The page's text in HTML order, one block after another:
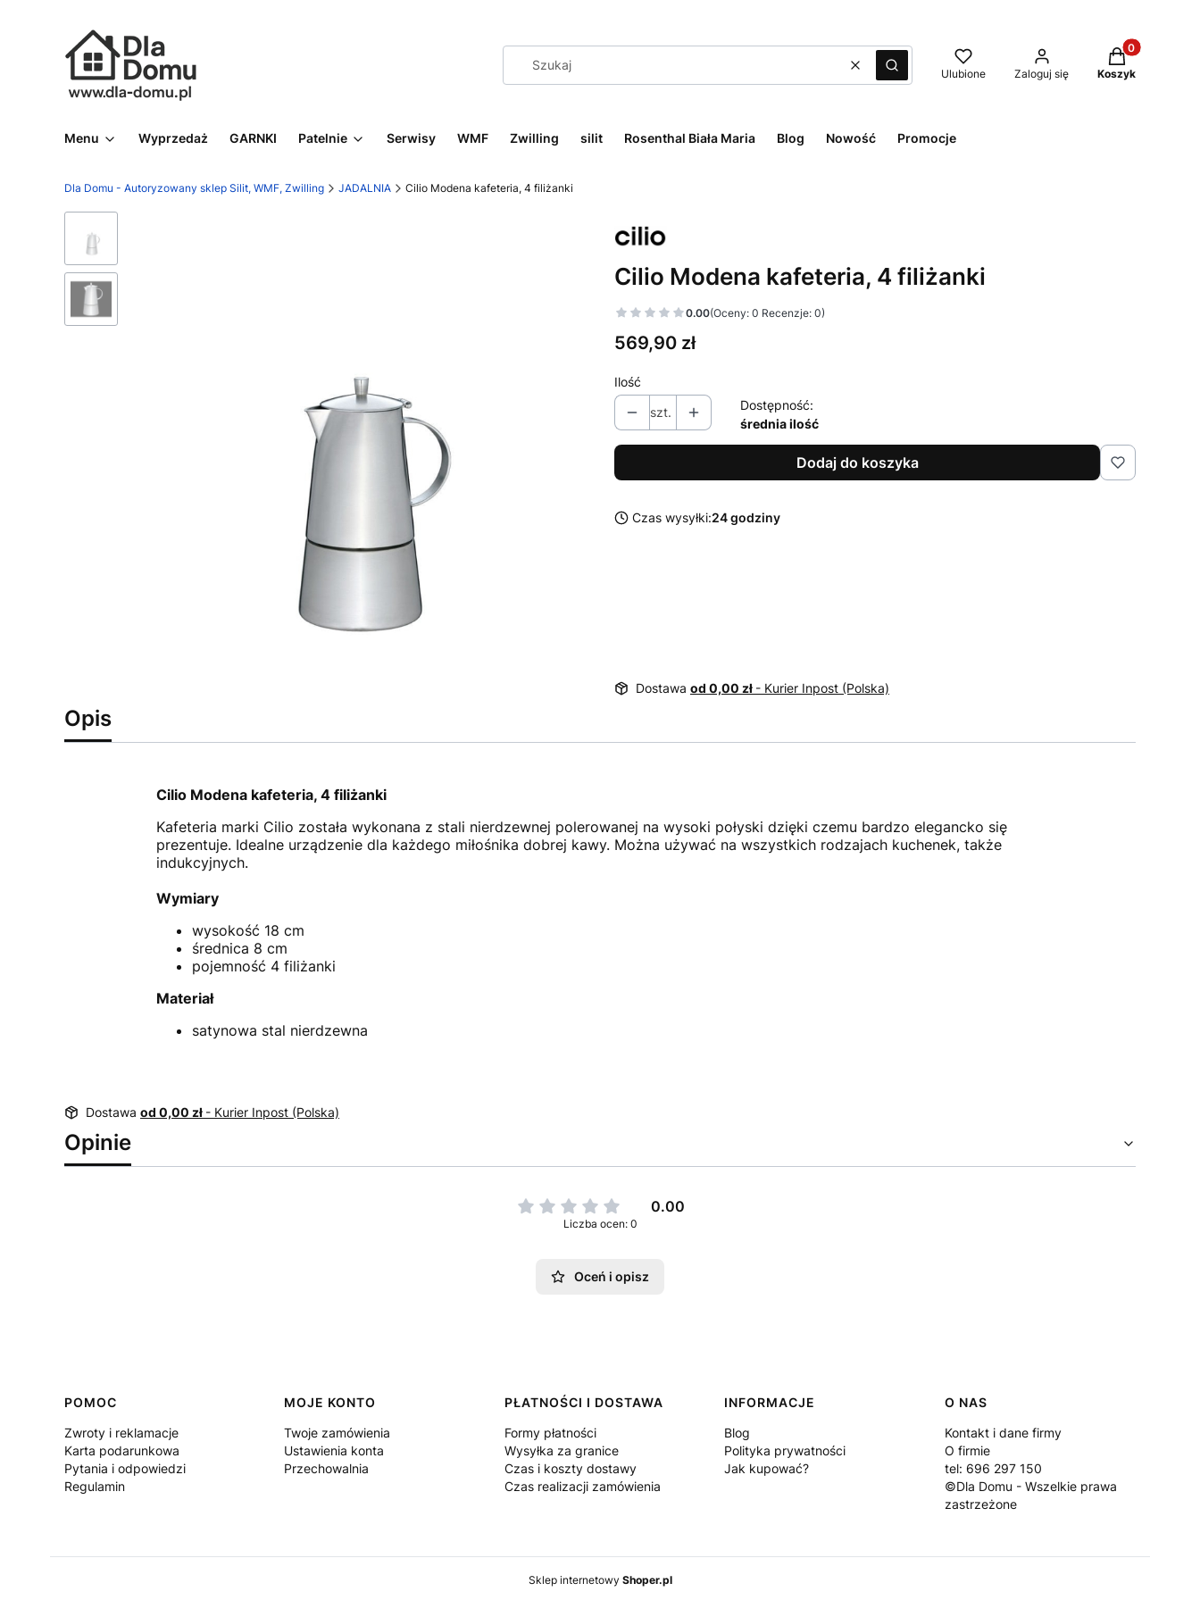
WyczyśćSzukaj Ulubione Zaloguj się
Produkty w
Koszyk
Menu Wyprzedaż GARNKI Patelnie Serwisy WMF Zwilling silit Rosenthal Biała Maria Blog Nowość Promocje
Dla Domu - Autoryzowany sklep Silit, WMF, Zwilling JADALNIA Cilio Modena kafeteria, 4 filiżanki
Cilio Modena kafeteria, 4 filiżanki
0.00(Oceny: 0 Recenzje: 0)
Cena
569,90 zł
Ilość
szt.
Dostępność:
średnia ilość
Dodaj do koszyka
Czas wysyłki:24 godziny
Dostawa od 0,00 zł - Kurier Inpost (Polska)
Opis
Cilio Modena kafeteria, 4 filiżanki
Kafeteria marki Cilio została wykonana z stali nierdzewnej polerowanej na wysoki połyski dzięki czemu bardzo elegancko się
prezentuje. Idealne urządzenie dla każdego miłośnika dobrej kawy. Można używać na wszystkich rodzajach kuchenek, także
indukcyjnych.
Wymiary
wysokość 18 cm
średnica 8 cm
pojemność 4 filiżanki
Materiał
satynowa stal nierdzewna
Dostawa od 0,00 zł - Kurier Inpost (Polska)
Opinie
0.00
Liczba ocen: 0
Oceń i opisz
Linki w stopce
POMOC
Zwroty i reklamacje
Karta podarunkowa
Pytania i odpowiedzi
Regulamin
MOJE KONTO
Twoje zamówienia
Ustawienia konta
Przechowalnia
PŁATNOŚCI I DOSTAWA
Formy płatności
Wysyłka za granice
Czas i koszty dostawy
Czas realizacji zamówienia
INFORMACJE
Blog
Polityka prywatności
Jak kupować?
O NAS
Kontakt i dane firmy
O firmie
tel: 696 297 150
©Dla Domu - Wszelkie prawa
zastrzeżone
Sklep internetowy Shoper.pl